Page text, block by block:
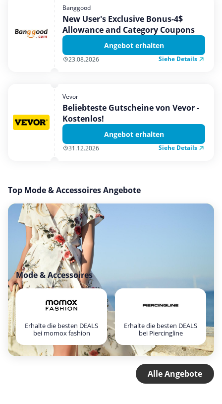
Banggood
New User's Exclusive Bonus-4$
Allowance and Category Coupons
Angebot erhalten
23.08.2026 Siehe Details
Vevor
Beliebteste Gutscheine von Vevor -
Kostenlos!
Angebot erhalten
31.12.2026 Siehe Details
Top Mode & Accessoires Angebote
Mode & Accessoires
Erhalte die besten DEALS
bei momox fashion
Erhalte die besten DEALS
bei Piercingline
Alle Angebote